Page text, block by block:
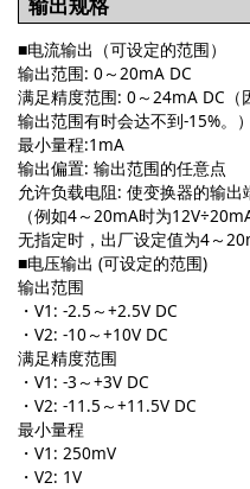
输出规格
■电流输出（可设定的范围）
输出范围: 0～20mA DC
满足精度范围: 0～24mA DC
输出范围有时会达不到-15%。）
最小量程:1mA
输出偏置: 输出范围的任意点
允许负载电阻: 使变换器的输出
（例如4～20mA时为
无指定时，出厂设定值为4～
■电压输出 (可设定的范围)
输出范围
・V1: -2.5～+2.5V DC
・V2: -10～+10V DC
满足精度范围
・V1: -3～+3V DC
・V2: -11.5～+11.5V DC
最小量程
・V1: 250mV
・V2: 1V